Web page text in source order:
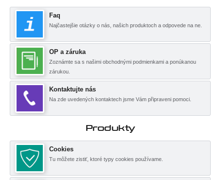
Faq
Najčastejšie otázky o nás, našich produktoch a odpovede na ne.
OP a záruka
Zoznámte sa s našimi obchodnými podmienkami a ponúkanou
zárukou.
Kontaktujte nás
Na zde uvedených kontaktech jsme Vám připraveni pomoci.
Produkty
Cookies
Tu môžete zistiť, ktoré typy cookies používame.